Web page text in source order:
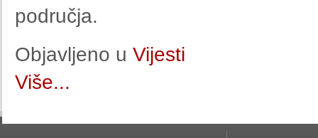
područja.
Objavljeno u Vijesti
Više...